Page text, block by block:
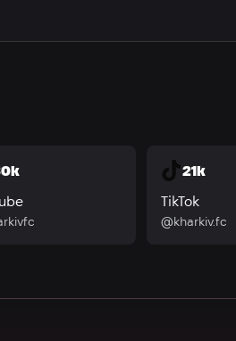
21k
TikTok
@kharkiv.fc